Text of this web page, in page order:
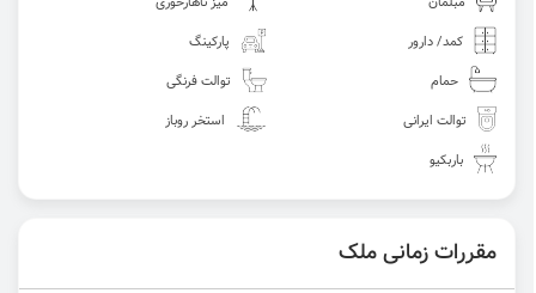
کمد/ دارور
پارکینگ
حمام
توالت فرنگی
توالت ایرانی
استخر روباز
باربکیو
مقررات زمانی ملک